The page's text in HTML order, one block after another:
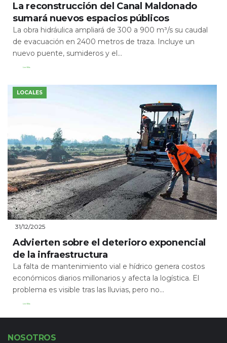
La reconstrucción del Canal Maldonado
sumará nuevos espacios públicos
La obra hidráulica ampliará de 300 a 900 m³/s su caudal
de evacuación en 2400 metros de traza. Incluye un
nuevo puente, sumideros y el...
Leer Más
LOCALES
31/12/2025
Advierten sobre el deterioro exponencial
de la infraestructura
La falta de mantenimiento vial e hídrico genera costos
económicos diarios millonarios y afecta la logística. El
problema es visible tras las lluvias, pero no...
Leer Más
NOSOTROS